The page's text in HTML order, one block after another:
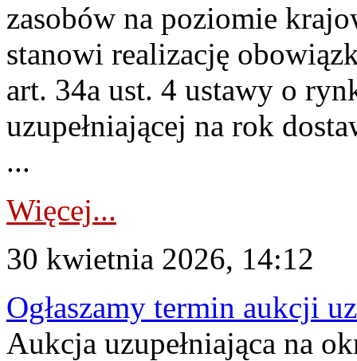
zasobów na poziomie
stanowi realizację
art. 34a ust. 4 ustawy o
uzupełniającej na rok
...
Więcej...
30 kwietnia 2026, 14:12
Ogłaszamy termin aukcji
Aukcja uzupełniająca na